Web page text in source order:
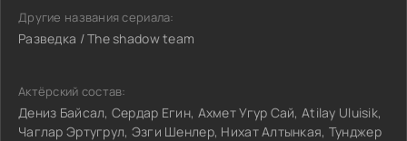
Другие названия сериала:
Разведка / The shadow team
Актёрский состав:
Дениз Байсал, Сердар Егин, Ахмет Угур Сай, Atilay Uluisik,
Чаглар Эртугрул, Эзги Шенлер, Нихат Алтынкая, Тунджер